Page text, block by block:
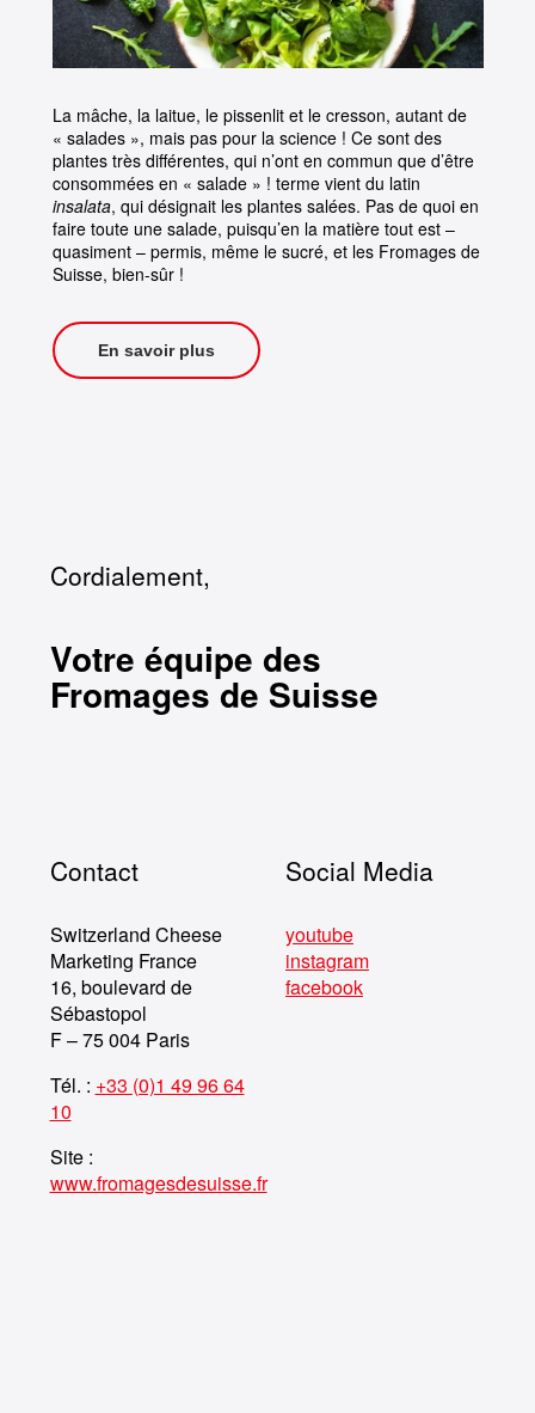
La mâche, la laitue, le pissenlit et le cresson, autant de
« salades », mais pas pour la science ! Ce sont des
plantes très différentes, qui n’ont en commun que d’être
consommées en « salade » ! terme vient du latin
insalata, qui désignait les plantes salées. Pas de quoi en
faire toute une salade, puisqu’en la matière tout est –
quasiment – permis, même le sucré, et les Fromages de
Suisse, bien-sûr !
En savoir plus
Cordialement,
Votre équipe des
Fromages de Suisse
Contact
Switzerland Cheese
Marketing France
16, boulevard de
Sébastopol
F – 75 004 Paris
Tél. : +33 (0)1 49 96 64
10
Site :
www.fromagesdesuisse.fr
Social Media
youtube
instagram
facebook